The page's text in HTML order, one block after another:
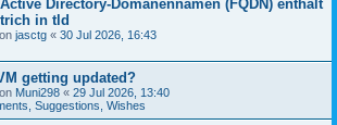
Directory-Domänennamen (FQDN) enthält
in tld
jasctg « 30 Jul 2026, 16:43
getting updated?
Muni298 « 29 Jul 2026, 13:40
Suggestions, Wishes